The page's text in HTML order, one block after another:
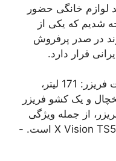
لوازم خانگی حضور
شدیم که یکی از
در صدر پرفروش
قرار دارد.
ظرفیت یخچال: 380 لیتر، ظرفیت فریزر: 171 لیتر،
کشو یخچال و یک کشو فریزر
از جمله ویژگی
های مدل 20- X Vision TS551 -AWD/TS551 است. -